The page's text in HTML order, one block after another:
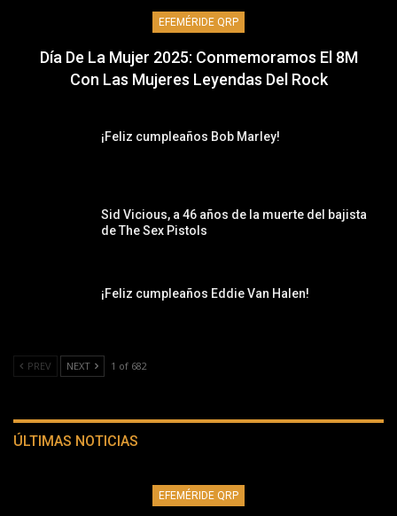
EFEMÉRIDE QRP
Día De La Mujer 2025: Conmemoramos El 8M
Con Las Mujeres Leyendas Del Rock
¡Feliz cumpleaños Bob Marley!
Sid Vicious, a 46 años de la muerte del bajista
de The Sex Pistols
¡Feliz cumpleaños Eddie Van Halen!
PREV NEXT 1 of 682
ÚLTIMAS NOTICIAS
EFEMÉRIDE QRP